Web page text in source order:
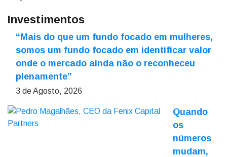
Investimentos
“Mais do que um fundo focado em mulheres,
somos um fundo focado em identificar valor
onde o mercado ainda não o reconheceu
plenamente”
3 de Agosto, 2026
Quando
os
números
mudam,